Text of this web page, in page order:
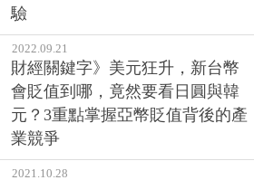
驗
2022.09.21
財經關鍵字》美元狂升，新台幣
會貶值到哪，竟然要看日圓與韓
元？3重點掌握亞幣貶值背後的產
業競爭
2021.10.28